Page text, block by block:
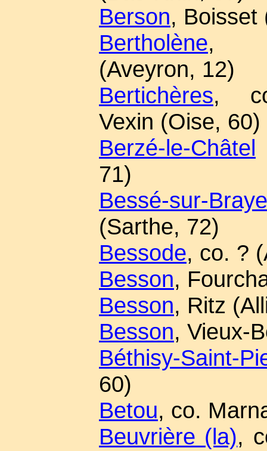
Berson, Boisset
Bertholène,
(Aveyron, 12)
Bertichères,
Vexin (Oise, 60)
Berzé-le-Châtel
71)
Bessé-sur-Braye
(Sarthe, 72)
Bessode, co. ?
Besson,
Besson, Ritz
Besson, Vieux-
Béthisy-Saint-
60)
Betou, co.
Beuvrière (la),